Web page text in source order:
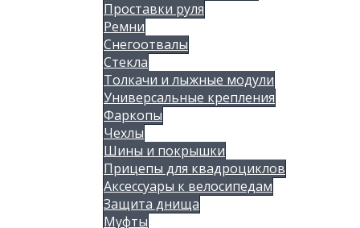
Проставки руля
Ремни
Снегоотвалы
Стекла
Толкачи и лыжные модули
Универсальные крепления
Фаркопы
Чехлы
Шины и покрышки
Прицепы для квадроциклов
Аксессуары к велосипедам
Защита днища
Муфты